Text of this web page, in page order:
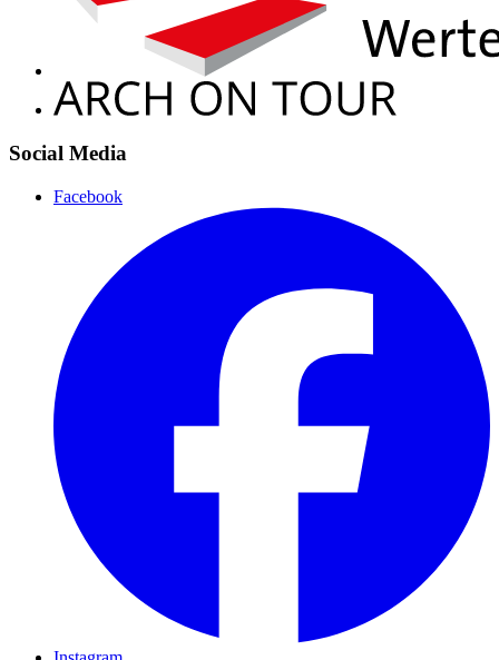
Social Media
Facebook